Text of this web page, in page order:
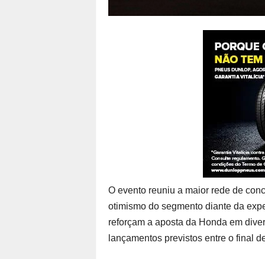
O evento reuniu a maior rede de
otimismo do segmento diante da
reforçam a aposta da Honda em
lançamentos previstos entre o final